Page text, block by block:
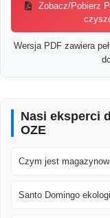
Zobacz/Pobierz
Wersja PDF zawiera
Nasi eksperci
OZE
Czym jest
Santo Domingo